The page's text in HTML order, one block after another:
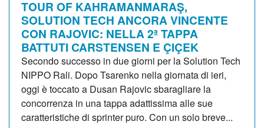
TOUR OF KAHRAMANMARAŞ,
SOLUTION TECH ANCORA VINCENTE
CON RAJOVIC: NELLA 2ª TAPPA
BATTUTI CARSTENSEN E ÇIÇEK
Secondo successo in due giorni per la Solution Tech
NIPPO Rali. Dopo Tsarenko nella giornata di ieri,
oggi è toccato a Dusan Rajovic sbaragliare la
concorrenza in una tappa adattissima alle sue
caratteristiche di sprinter puro. Con un solo breve...